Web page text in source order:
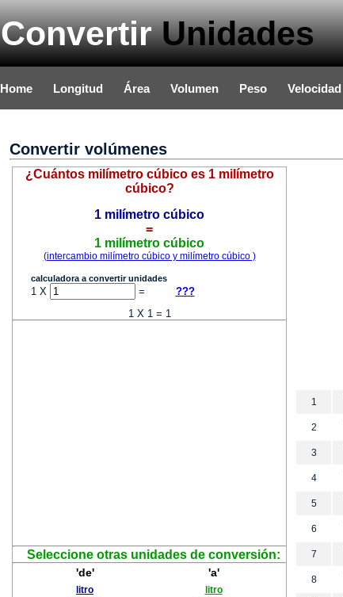
ConvertirUnidades
Home Longitud Área Volumen Peso Velocidad
Convertir volúmenes
¿Cuántos milímetro cúbico es 1 milímetro
cúbico?
1 milímetro cúbico
=
1 milímetro cúbico
(intercambio milímetro cúbico y milímetro cúbico )
calculadora a convertir unidades
1 X =
???
1 X 1 = 1
Seleccione otras unidades de conversión:
'de' 'a'
litro
litro
1
2
3
4
5
6
7
8